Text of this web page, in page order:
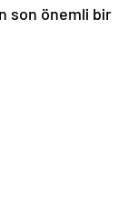
son önemli bir